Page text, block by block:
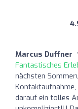
Marcus Duffner
Fantastisches
nächsten
darauf ein tolles